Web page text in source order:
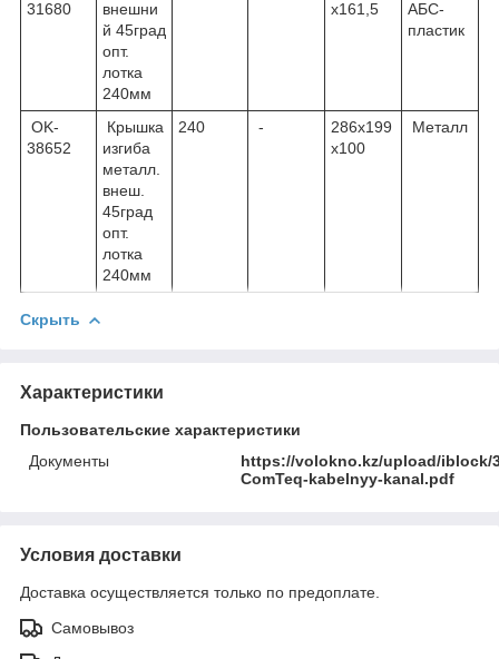
31680
внешни
й 45град
опт.
лотка
240мм
х161,5
АБС-
пластик
OK-
38652
Крышка
изгиба
металл.
внеш.
45град
опт.
лотка
240мм
240 -
286х199
х100
Металл
Скрыть
Характеристики
Пользовательские характеристики
Документы
https://volokno.kz/upload/iblock/
ComTeq-kabelnyy-kanal.pdf
Условия доставки
Доставка осуществляется только по предоплате.
Самовывоз